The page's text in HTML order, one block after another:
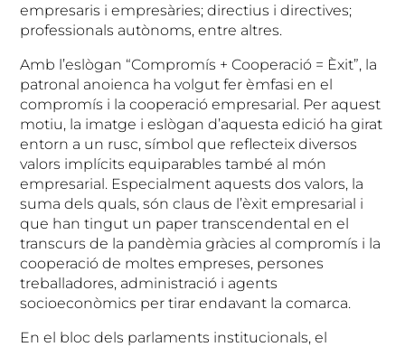
empresaris i empresàries; directius i directives;
professionals autònoms, entre altres.
Amb l’eslògan “Compromís + Cooperació = Èxit”, la
patronal anoienca ha volgut fer èmfasi en el
compromís i la cooperació empresarial. Per aquest
motiu, la imatge i eslògan d’aquesta edició ha girat
entorn a un rusc, símbol que reflecteix diversos
valors implícits equiparables també al món
empresarial. Especialment aquests dos valors, la
suma dels quals, són claus de l’èxit empresarial i
que han tingut un paper transcendental en el
transcurs de la pandèmia gràcies al compromís i la
cooperació de moltes empreses, persones
treballadores, administració i agents
socioeconòmics per tirar endavant la comarca.
En el bloc dels parlaments institucionals, el